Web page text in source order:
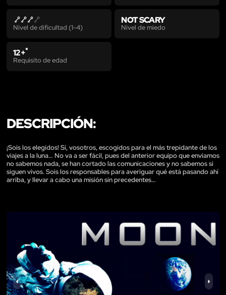
Nivel de dificultad (1-4)
NOT SCARY
Nivel de miedo
12+*
Requisito de edad
DESCRIPCIÓN:
¡Sois los elegidos! Sí, vosotros, escogidos para el más trepidante de los
viajes a la luna… No va a ser fácil, pues del anterior equipo que enviamos
no sabemos nada, se han cortado las comunicaciones y no sabemos si
siguen vivos. Sois los responsables para averiguar qué está pasando ahí
arriba, y llevar a cabo una misión sin precedentes…